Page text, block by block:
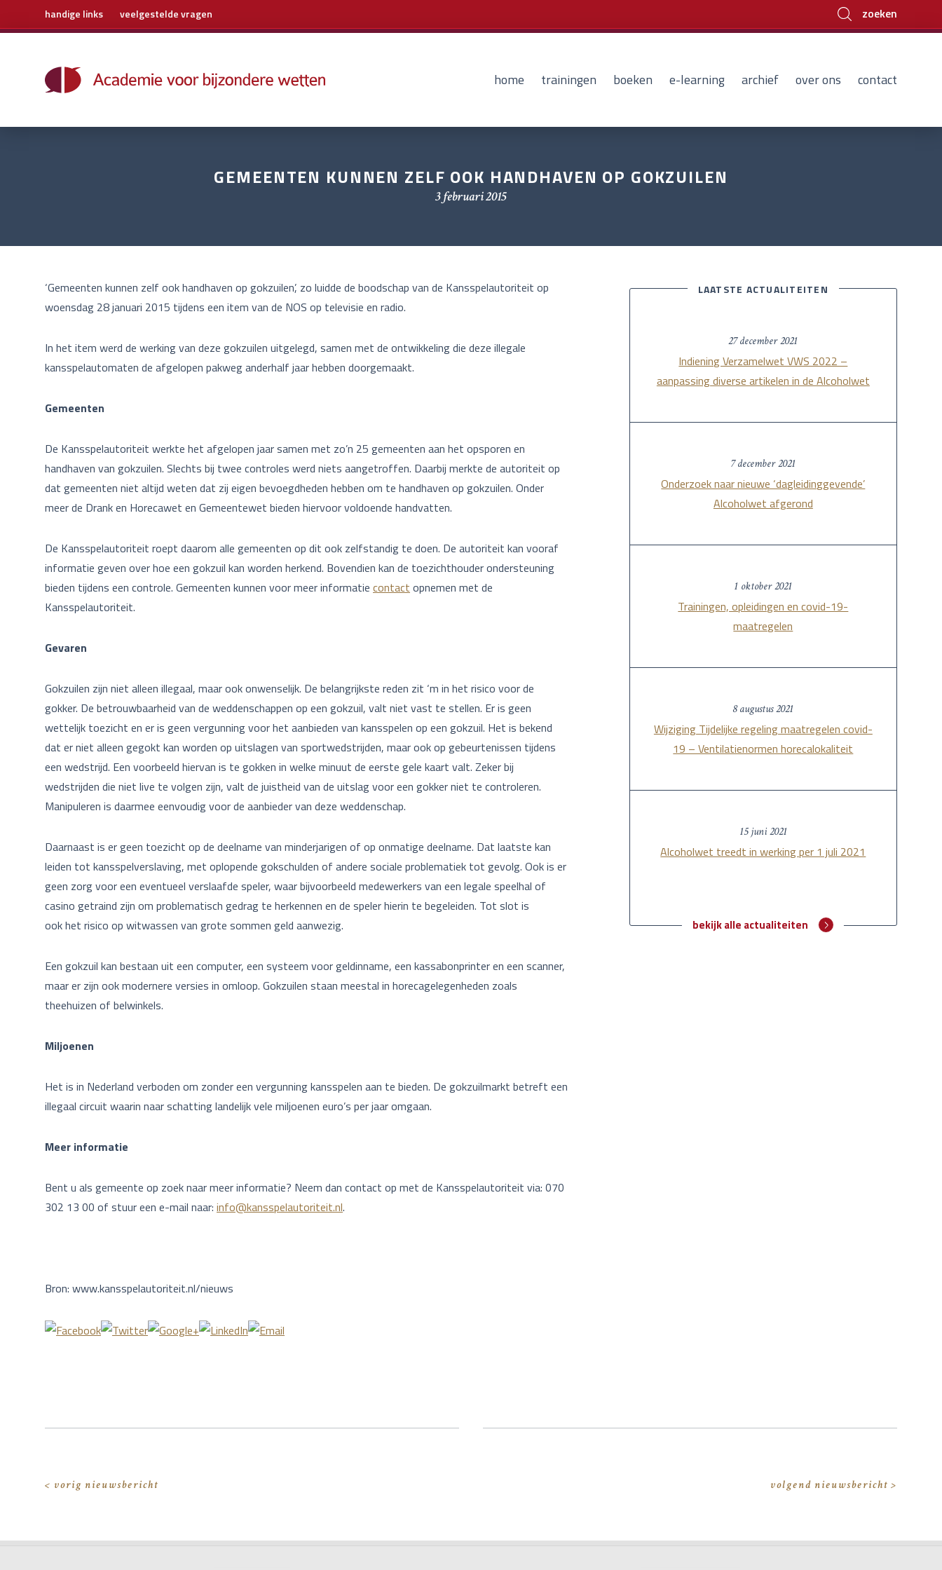
handige links veelgestelde vragen zoeken
Home
Trainingen
home trainingen boeken e-learning archief over ons contact
GEMEENTEN KUNNEN ZELF OOK HANDHAVEN OP GOKZUILEN
3 februari 2015
‘Gemeenten kunnen zelf ook handhaven op gokzuilen’, zo luidde de boodschap van de Kansspelautoriteit op
woensdag 28 januari 2015 tijdens een item van de NOS op televisie en radio.
In het item werd de werking van deze gokzuilen uitgelegd, samen met de ontwikkeling die deze illegale
kansspelautomaten de afgelopen pakweg anderhalf jaar hebben doorgemaakt.
Gemeenten
De Kansspelautoriteit werkte het afgelopen jaar samen met zo’n 25 gemeenten aan het opsporen en
handhaven van gokzuilen. Slechts bij twee controles werd niets aangetroffen. Daarbij merkte de autoriteit op
dat gemeenten niet altijd weten dat zij eigen bevoegdheden hebben om te handhaven op gokzuilen. Onder
meer de Drank en Horecawet en Gemeentewet bieden hiervoor voldoende handvatten.
De Kansspelautoriteit roept daarom alle gemeenten op dit ook zelfstandig te doen. De autoriteit kan vooraf
informatie geven over hoe een gokzuil kan worden herkend. Bovendien kan de toezichthouder ondersteuning
bieden tijdens een controle. Gemeenten kunnen voor meer informatiecontact opnemen met de
Kansspelautoriteit.
Gevaren
Gokzuilen zijn niet alleen illegaal, maar ook onwenselijk. De belangrijkste reden zit ‘m in het risico voor de
gokker. De betrouwbaarheid van de weddenschappen op een gokzuil, valt niet vast te stellen. Er is geen
wettelijk toezicht en er is geen vergunning voor het aanbieden van kansspelen op een gokzuil. Het is bekend
dat er niet alleen gegokt kan worden op uitslagen van sportwedstrijden, maar ook op gebeurtenissen ti­jdens
een wedstrijd. Een voorbeeld hiervan is te gokken in welke minuut de eerste gele kaart valt. Zeker bij
wedstrijden die niet live te volgen zijn, valt de juistheid van de uitslag voor een gokker niet te controleren.
Manipuleren is daarmee eenvoudig voor de aanbieder van deze weddenschap.
Daarnaast is er geen toezicht op de deelname van minderjarigen of op onmatige deelname. Dat laatste kan
leiden tot kansspelverslaving, met oplopende gokschulden of andere sociale problematiek tot gevolg. Ook is er
geen zorg voor een eventueel verslaafde speler, waar bijvoorbeeld medewerkers van een legale speelhal of
casino getraind zijn om problematisch gedrag te herkennen en de speler hierin te begeleiden. Tot slot is
ook het risico op witwassen van grote sommen geld aanwezig.
Een gokzuil kan bestaan uit een computer, een systeem voor geldinname, een kassabonprinter en een scanner,
maar er zijn ook modernere versies in omloop. Gokzuilen staan meestal in horecagelegenheden zoals
theehuizen of belwinkels.
Miljoenen
Het is in Nederland verboden om zonder een vergunning kansspelen aan te bieden. De gokzuilmarkt betreft een
illegaal circuit waarin naar schatting landelijk vele miljoenen euro’s per jaar omgaan.
Meer informatie
Bent u als gemeente op zoek naar meer informatie? Neem dan contact op met de Kansspelautoriteit via: 070
302 13 00 of stuur een e-mail naar:info@kansspelautoriteit.nl.
Bron: www.kansspelautoriteit.nl/nieuws
LAATSTE ACTUALITEITEN
Indiening Verzamelwet VWS 2022 –
aanpassing diverse artikelen in de Alcoholwet
27 december 2021
Onderzoek naar nieuwe ‘dagleidinggevende’
Alcoholwet afgerond
7 december 2021
Trainingen, opleidingen en covid-19-
maatregelen
1 oktober 2021
Wijziging Tijdelijke regeling maatregelen covid-
19 – Ventilatienormen horecalokaliteit
8 augustus 2021
Alcoholwet treedt in werking per 1 juli 2021
15 juni 2021
bekijk alle actualiteiten
< vorig nieuwsbericht volgend nieuwsbericht >